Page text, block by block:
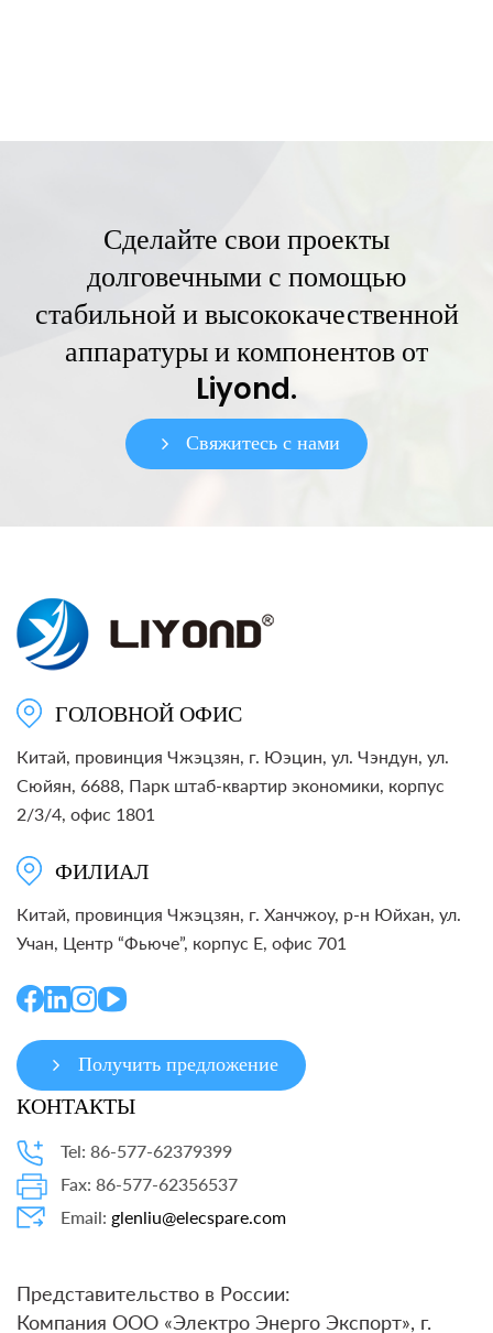
Сделайте свои проекты
долговечными с помощью
стабильной и высококачественной
аппаратуры и компонентов от
Liyond.
Свяжитесь с нами
ГОЛОВНОЙ ОФИС
Китай, провинция Чжэцзян, г. Юэцин, ул. Чэндун, ул.
Сюйян, 6688, Парк штаб-квартир экономики, корпус
2/3/4, офис 1801
ФИЛИАЛ
Китай, провинция Чжэцзян, г. Ханчжоу, р-н Юйхан, ул.
Учан, Центр “Фьюче”, корпус E, офис 701
Получить предложение
КОНТАКТЫ
Tel: 86-577-62379399
Fax: 86-577-62356537
Email: glenliu@elecspare.com
Представительство в России:
Компания ООО «Электро Энерго Экспорт», г.